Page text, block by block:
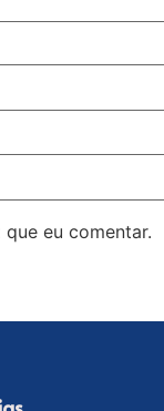
eu comentar.